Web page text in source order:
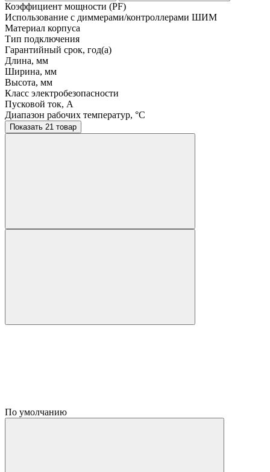
Коэффициент мощности (PF)
Использование с диммерами/контроллерами ШИМ
Материал корпуса
Тип подключения
Гарантийный срок, год(а)
Длина, мм
Ширина, мм
Высота, мм
Класс электробезопасности
Пусковой ток, A
Диапазон рабочих температур, °C
Показать 21 товар
По умолчанию